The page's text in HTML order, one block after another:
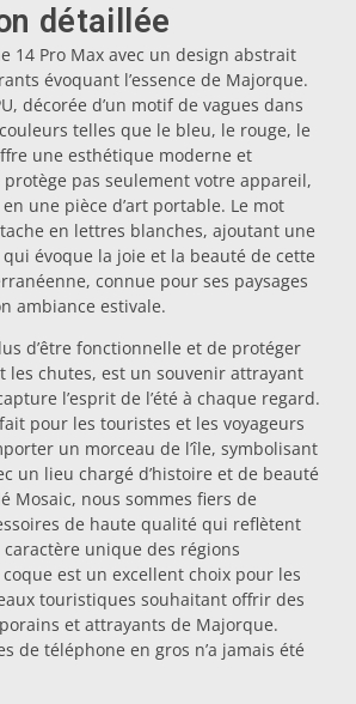
de-plat
à shot
ville
d'Espagne
détaillée
14 Pro Max avec un design abstrait
évoquant l’essence de Majorque.
décorée d’un motif de vagues dans
telles que le bleu, le rouge, le
une esthétique moderne et
pas seulement votre appareil,
une pièce d’art portable. Le mot
en lettres blanches, ajoutant une
évoque la joie et la beauté de cette
connue pour ses paysages
ambiance estivale.
d’être fonctionnelle et de protéger
les chutes, est un souvenir attrayant
l’esprit de l’été à chaque regard.
pour les touristes et les voyageurs
un morceau de l’île, symbolisant
un lieu chargé d’histoire et de beauté
Mosaic, nous sommes fiers de
de haute qualité qui reflètent
caractère unique des régions
est un excellent choix pour les
touristiques souhaitant offrir des
et attrayants de Majorque.
de téléphone en gros n’a jamais été